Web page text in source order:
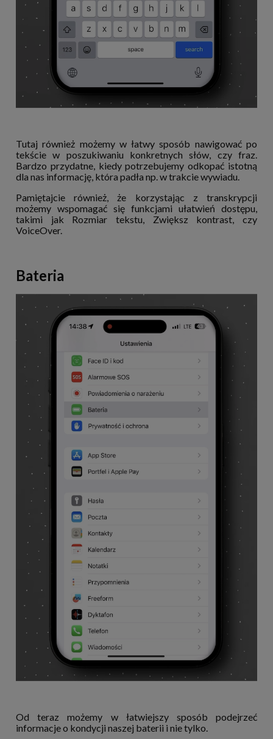
Tutaj również możemy w łatwy sposób nawigować po
tekście w poszukiwaniu konkretnych słów, czy fraz.
Bardzo przydatne, kiedy potrzebujemy odkopać istotną
dla nas informację, która padła np. w trakcie wywiadu.
Pamiętajcie również, że korzystając z transkrypcji
możemy wspomagać się funkcjami ułatwień dostępu,
takimi jak Rozmiar tekstu, Zwiększ kontrast, czy
VoiceOver.
Bateria
Od teraz możemy w łatwiejszy sposób podejrzeć
informacje o kondycji naszej baterii i nie tylko.